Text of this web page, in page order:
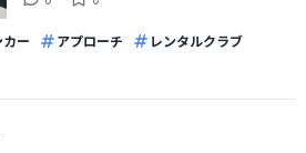
ー アプローチ
レンタルクラブ